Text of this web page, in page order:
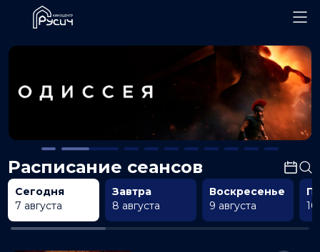
Расписание сеансов
Сегодня
7 августа
Завтра
8 августа
Воскресенье
9 августа
10